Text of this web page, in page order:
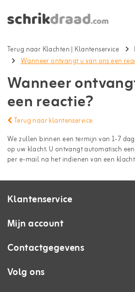
Terug naar Klachten | Klantenservice
Wanneer ontvangt u van ons een
Wanneer
een reactie?
Terug naar klantenservice
We zullen binnen een termijn van 1-7
op uw klacht. U ontvangt automatisch
per e-mail na het indienen van een
Klantenservice
Mijn account
Contactgegevens
Volg ons